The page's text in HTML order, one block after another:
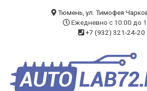
ЧИП-ТЮНИНГ
ДИАГНОСТИКА
Тюмень, ул. Тимофея
Ежедневно с 10:00 до
+7 (932) 321-24-20